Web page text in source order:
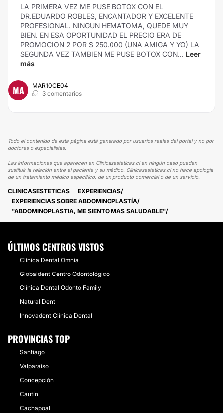
LA PRIMERA VEZ ME PUSE BOTOX CON EL
DR.EDUARDO ROBLES, ENCANTADOR Y EXCELENTE
PROFESIONAL. NINGUN HEMATOMA, QUEDE MUY
BIEN. EN ESA OPORTUNIDAD EL PRECIO ERA DE
PROMOCION 2 POR $ 250.000 (UNA AMIGA Y YO) LA
SEGUNDA VEZ TAMBIEN ME PUSE BOTOX CON... Leer
más
MA
MAR10CE04
3 comentarios
Todo el contenido de esta página está generado por usuarios reales del portal y no por
doctores o especialistas.
Las informaciones que aparecen en Clinicasesteticas.cl en ningún caso pueden
sustituir la relación entre el paciente y su médico. Clinicasesteticas.cl no hace apología
de un tratamiento médico específico, de un producto comercial o de un servicio.
CLINICASESTETICAS
EXPERIENCIAS
EXPERIENCIAS SOBRE ABDOMINOPLASTÍA
"ABDOMINOPLASTIA, ME SIENTO MAS SALUDABLE"
ÚLTIMOS CENTROS VISTOS
Clínica Dental Omnia
​Globaldent Centro Odontológico
Clínica Dental Odonto Family
Natural Dent
​Innovadent Clínica Dental
PROVINCIAS TOP
Santiago
Valparaíso
Concepción
Cautín
Cachapoal